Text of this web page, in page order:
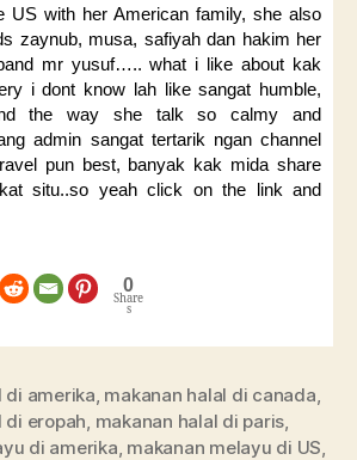
US with her American family, she also
zaynub, musa, safiyah dan hakim her
mr yusuf….. what i like about kak
i dont know lah like sangat humble,
the way she talk so calmy and
admin sangat tertarik ngan channel
pun best, banyak kak mida share
situ..so yeah click on the link and
0
Share
s
di amerika makanan halal di canada
di eropah makanan halal di paris
di amerika makanan melayu di US